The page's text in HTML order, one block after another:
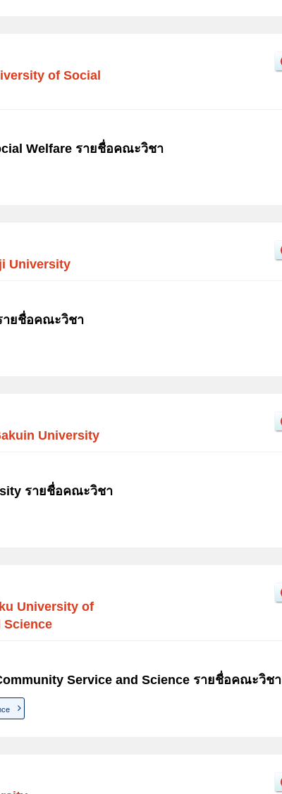
of Social
Welfare รายชื่อคณะวิชา
University
ายชื่อคณะวิชา
University
รายชื่อคณะวิชา
University of
Science
Service and Science รายชื่อคณะวิชา